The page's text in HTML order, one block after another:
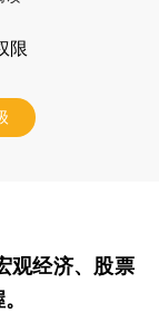
限
观经济、股票